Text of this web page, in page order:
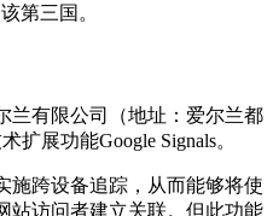
第三国。
兰有限公司（地址：爱尔兰都
扩展功能Google Signals。
施跨设备追踪，从而能够将使
站访问者建立关联。但此功能